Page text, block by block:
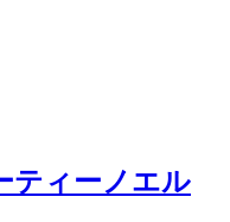
ティーノエル